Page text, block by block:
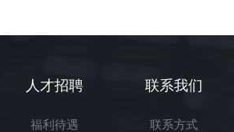
人才招聘
福利待遇
联系我们
联系方式